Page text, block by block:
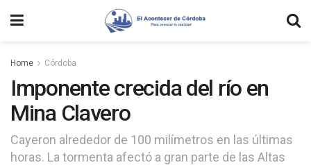
Home Córdoba
Imponente crecida del río en
Mina Clavero
Cayeron alrededor de 100 milímetros en las últimas
horas. La tormenta afectó a gran parte de las Altas